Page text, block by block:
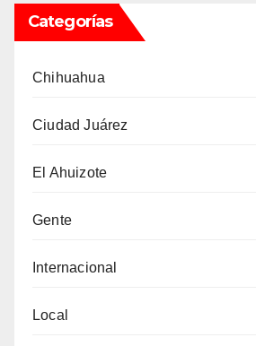
Categorías
Chihuahua
Ciudad Juárez
El Ahuizote
Gente
Internacional
Local